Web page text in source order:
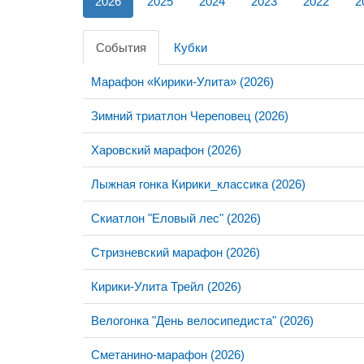
События Кубки
Марафон «Кирики-Улита» (2026)
Зимний триатлон Череповец (2026)
Харовский марафон (2026)
Лыжная гонка Кирики_классика (2026)
Скиатлон "Еловый лес" (2026)
Стризневский марафон (2026)
Кирики-Улита Трейл (2026)
Велогонка "День велосипедиста" (2026)
Сметанино-марафон (2026)